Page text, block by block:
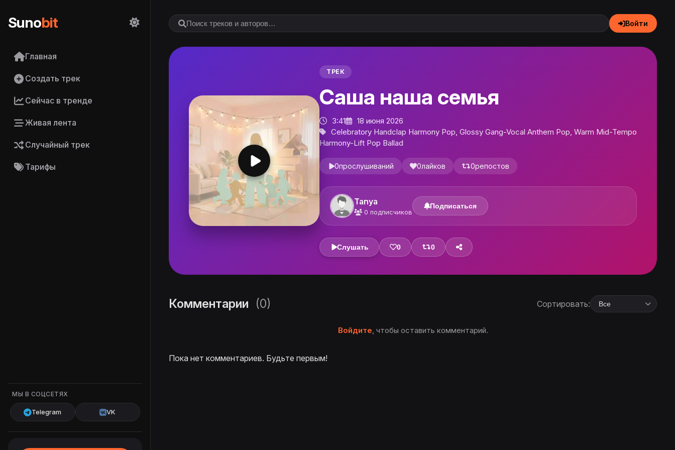
Sunobit
Главная
Создать трек
Сейчас в тренде
Живая лента
Случайный трек
Тарифы
МЫ В СОЦСЕТЯХ
Telegram VK
Войти
ТРЕК
Саша наша семья
3:41
18 июня 2026
Celebratory Handclap Harmony Pop, Glossy Gang-Vocal Anthem Pop, Warm Mid-Tempo
Harmony-Lift Pop Ballad
0прослушиваний 0лайков 0репостов
Tanya
0 подписчиков
Подписаться
Слушать 0 0
Комментарии (0) Сортировать:
Войдите, чтобы оставить комментарий.
Пока нет комментариев. Будьте первым!